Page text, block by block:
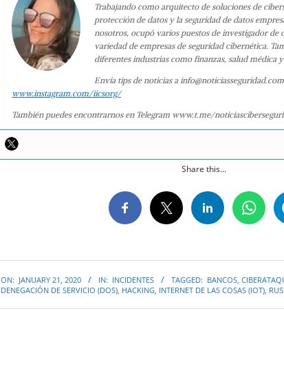
Trabajando como arquitecto de soluciones de
protección de datos y la seguridad de datos
nosotros, ocupó varios puestos de investigador de
variedad de empresas de seguridad cibernética.
diferentes industrias como finanzas, salud médica
Envía tips de noticias a
www.instagram.com/iicsorg/
También puedes encontrarnos en Telegram www.t.me/
Share this...
01-
ON: JANUARY 21, 2020 IN: INCIDENTES TAGGED: BANCOS
DENEGACIÓN DE SERVICIO (DOS) HACKING INTERNET DE LAS COSAS (IOT)